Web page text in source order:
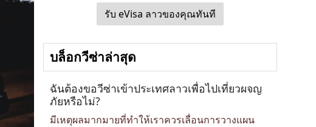
รับ eVisa ลาวของคุณทันที
บล็อกวีซ่าล่าสุด
ฉันต้องขอวีซ่าเข้าประเทศลาวเพื่อไปเที่ยวผจญ
ภัยหรือไม่?
มีเหตุผลมากมายที่ทำให้เราควรเลื่อนการวางแผน